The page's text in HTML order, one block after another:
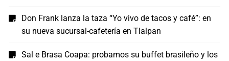
Don Frank lanza la taza “Yo vivo de tacos y café”: en
su nueva sucursal-cafetería en Tlalpan
Sal e Brasa Coapa: probamos su buffet brasileño y los